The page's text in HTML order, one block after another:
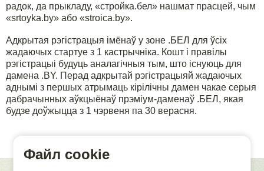
радок, да прыкладу, «стройка.бел» нашмат прасцей, чым
«srtoyka.by» або «stroica.by».
Адкрытая рэгістрацыя імёнаў у зоне .БЕЛ для ўсіх
жадаючых стартуе з 1 кастрычніка. Кошт і правілы
рэгістрацыі будуць аналагічныя тым, што існуюць для
дамена .BY. Перад адкрытай рэгістрацыяй жадаючых
аднымі з першых атрымаць кірілічны дамен чакае серыя
дабрачынных аўкцыёнаў прэміум-даменаў .БЕЛ, якая
будзе доўжыцца з 1 чэрвеня па 30 верасня.
Файл cookie